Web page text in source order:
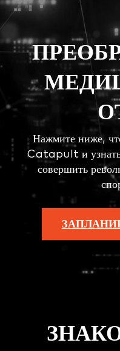
Нажмите ниже,
Catapult и
совершить